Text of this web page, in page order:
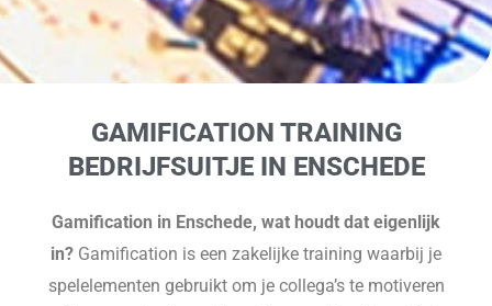
GAMIFICATION TRAINING
BEDRIJFSUITJE IN ENSCHEDE
Gamification in Enschede, wat houdt dat eigenlijk
in? Gamification is een zakelijke training waarbij je
spelelementen gebruikt om je collega’s te motiveren